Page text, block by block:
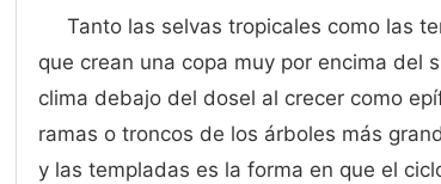
Tanto las selvas tropicales como las
que crean una copa muy por encima del
clima debajo del dosel al crecer como
ramas o troncos de los árboles más
y las templadas es la forma en que el